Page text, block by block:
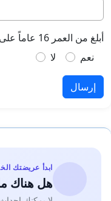
أبلغ من العمر 16 عاماً على الأقل، وأقبل
نعم
لا
إرسال
ابدأ عريضتك
هل هناك